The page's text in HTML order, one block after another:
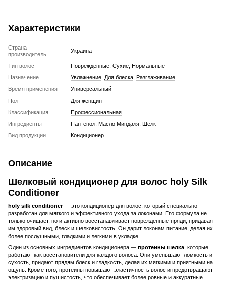
Характеристики
Страна
производитель
Украина
Тип волос Поврежденные Сухие Нормальные
Назначение
Увлажнение Для блеска Разглаживание
Время применения
Универсальный
Пол
Для женщин
Классификация
Профессиональная
Ингредиенты
Пантенол Масло Миндаля Шелк
Вид продукции
Кондиционер
Описание
Шелковый кондиционер для волос holy Silk
Conditioner
holy silk conditioner— это кондиционер для волос, который специально
разработан для мягкого и эффективного ухода за локонами. Его формула не
только очищает, но и активно восстанавливает поврежденные пряди, придавая
им здоровый вид, блеск и шелковистость. Он дарит локонам питание, делая их
более послушными, гладкими и легкими в укладке.
Один из основных ингредиентов кондиционера — протеины шелка , которые
работают как восстановители для каждого волоса. Они уменьшают ломкость и
сухость, придают прядям блеск и гладкость, делая их мягкими и приятными на
ощупь. Кроме того, протеины повышают эластичность волос и предотвращают
электризацию и пушистость, что обеспечивает более ровные и аккуратные